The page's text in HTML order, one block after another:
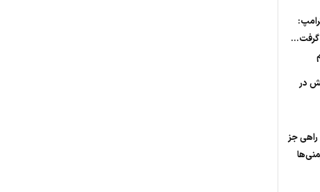
گرفت...
در
راهی جز